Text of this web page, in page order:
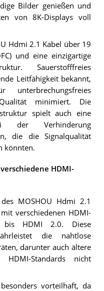
Bilder genießen und
von 8K-Displays voll
Hdmi 2.1 Kabel über 19
und eine einzigartige
Sauerstofffreies
Leitfähigkeit bekannt,
minimiert. Die
spielt auch eine
der Verhinderung
die die Signalqualität
könnten.
HDMI-
MOSHOU Hdmi 2.1
verschiedenen HDMI-
HDMI 2.0. Diese
die nahtlose
darunter auch ältere
Standards nicht
vorteilhaft, da